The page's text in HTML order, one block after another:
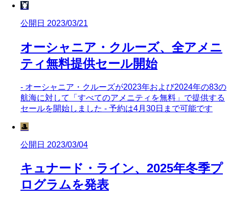
🦞
公開日 2023/03/21
オーシャニア・クルーズ、全アメニ
ティ無料提供セール開始
- オーシャニア・クルーズが2023年および2024年の83の
航海に対して「すべてのアメニティを無料」で提供する
セールを開始しました - 予約は4月30日まで可能です
🎩
公開日 2023/03/04
キュナード・ライン、2025年冬季プ
ログラムを発表